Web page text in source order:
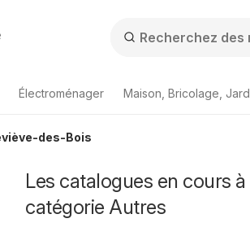
Électroménager Maison, Bricolage,
des-Bois
Les catalogues en cours
catégorie Autres